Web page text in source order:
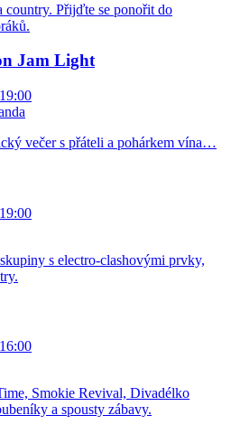
country. Přijďte se ponořit do
Jam Light
večer s přáteli a pohárkem vína…
s electro-clashovými prvky,
Smokie Revival, Divadélko
a spousty zábavy.